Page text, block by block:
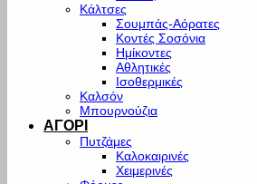
Κάλτσες
Σουμπάς-Αόρατες
Κοντές Σοσόνια
Ημίκοντες
Αθλητικές
Ισοθερμικές
Καλσόν
Μπουρνούζια
ΑΓΟΡΙ
Πυτζάμες
Καλοκαιρινές
Χειμερινές